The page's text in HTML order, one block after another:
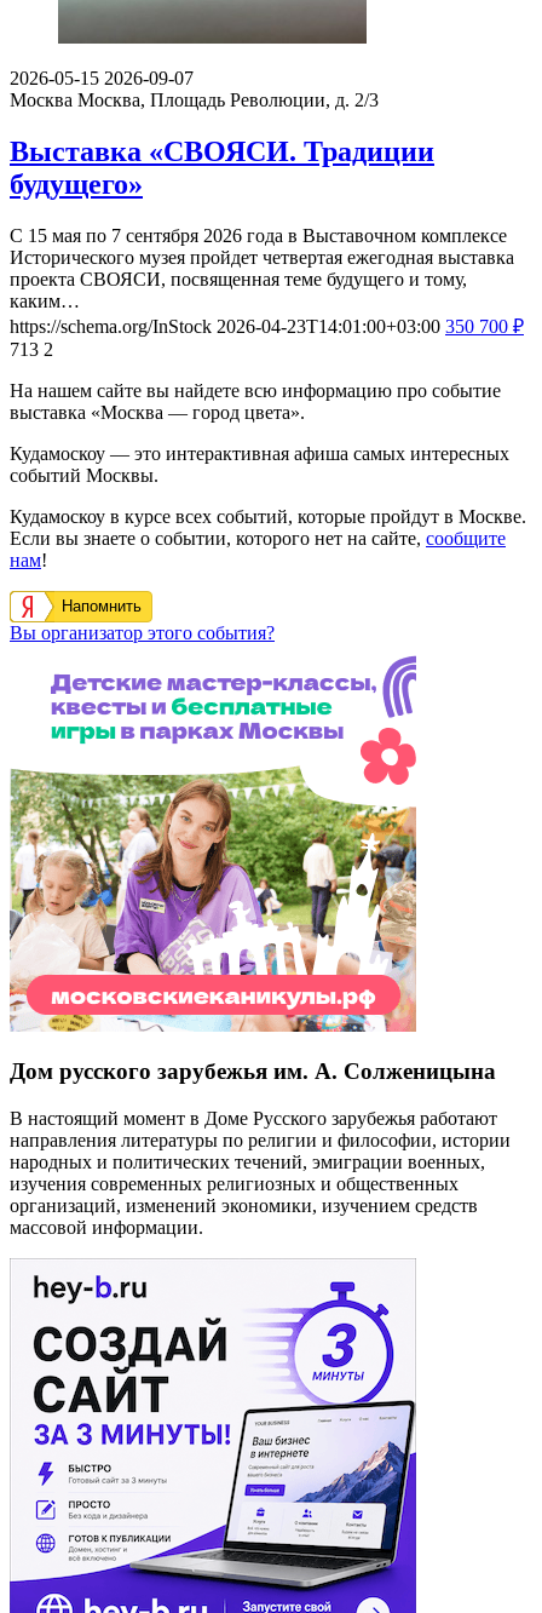
2026-05-15 2026-09-07
Москва Москва, Площадь Революции, д. 2/3
Выставка «СВОЯСИ. Традиции
будущего»
С 15 мая по 7 сентября 2026 года в Выставочном комплексе
Исторического музея пройдет четвертая ежегодная выставка
проекта СВОЯСИ, посвященная теме будущего и тому,
каким…
https://schema.org/InStock 2026-04-23T14:01:00+03:00 350 700 ₽
713 2
На нашем сайте вы найдете всю информацию про событие
выставка «Москва — город цвета».
Кудамоскоу — это интерактивная афиша самых интересных
событий Москвы.
Кудамоскоу в курсе всех событий, которые пройдут в Москве.
Если вы знаете о событии, которого нет на сайте, сообщите
нам!
Напомнить
Вы организатор этого события?
Дом русского зарубежья им. А. Солженицына
В настоящий момент в Доме Русского зарубежья работают
направления литературы по религии и философии, истории
народных и политических течений, эмиграции военных,
изучения современных религиозных и общественных
организаций, изменений экономики, изучением средств
массовой информации.